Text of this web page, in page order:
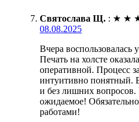
Святослава Щ. : ★ ★
08.08.2025
Вчера воспользовалась
Печать на холсте
оперативной. Процесс
интуитивно понятный.
и без лишних вопросов.
ожидаемое!
работами!